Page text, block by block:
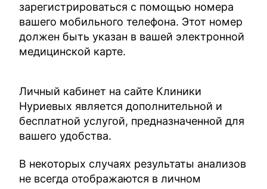
зарегистрироваться с помощью номера
вашего мобильного телефона. Этот номер
должен быть указан в вашей электронной
медицинской карте.
Личный кабинет на сайте Клиники
Нуриевых является дополнительной и
бесплатной услугой, предназначенной для
вашего удобства.
В некоторых случаях результаты анализов
не всегда отображаются в личном